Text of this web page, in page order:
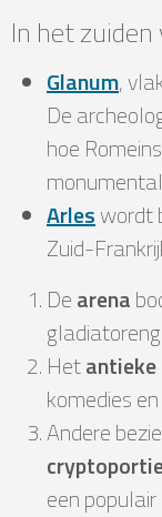
In het zuiden
Glanum,
De
hoe
Arleswordt
Zuid-
Dearena
Het
komedies
Andere
een